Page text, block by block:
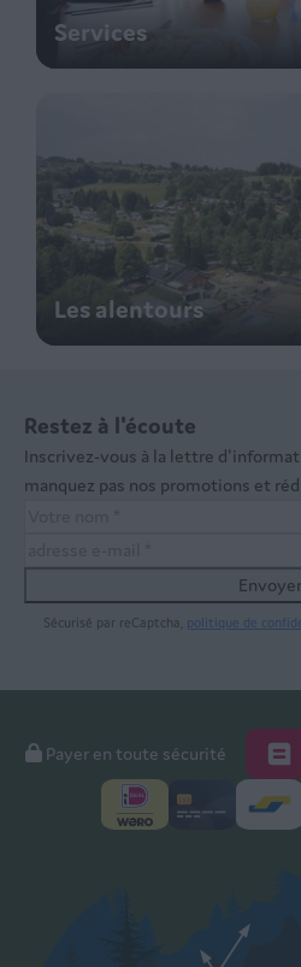
Services
Les alentours
Restez à l'écoute
Inscrivez-vous à la lettre
manquez pas nos promotions et
Envoyer
Sécurisé par reCaptcha, politique de
Payer en toute sécurité